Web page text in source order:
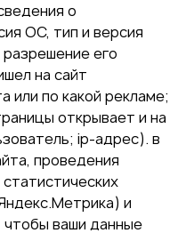
о
ОС, тип и версия
его
на сайт
или по какой рекламе;
открывает и на
ip-адрес). в
проведения
и
чтобы ваши данные